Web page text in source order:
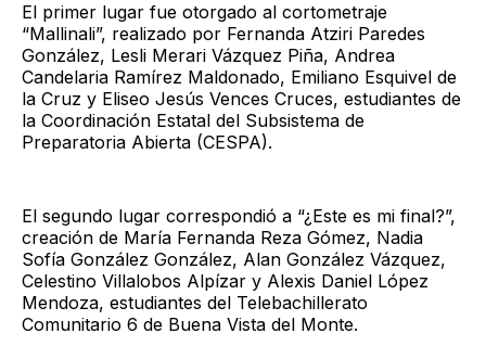
El primer lugar fue otorgado al cortometraje
“Mallinali”, realizado por Fernanda Atziri Paredes
González, Lesli Merari Vázquez Piña, Andrea
Candelaria Ramírez Maldonado, Emiliano Esquivel de
la Cruz y Eliseo Jesús Vences Cruces, estudiantes de
la Coordinación Estatal del Subsistema de
Preparatoria Abierta (CESPA).
El segundo lugar correspondió a “¿Este es mi final?”,
creación de María Fernanda Reza Gómez, Nadia
Sofía González González, Alan González Vázquez,
Celestino Villalobos Alpízar y Alexis Daniel López
Mendoza, estudiantes del Telebachillerato
Comunitario 6 de Buena Vista del Monte.